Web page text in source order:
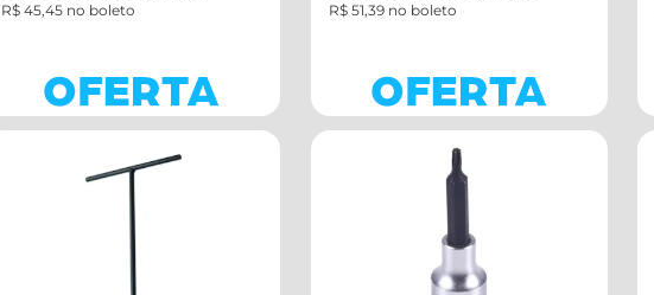
R$ 45,45 no boleto
R$ 51,39 no boleto